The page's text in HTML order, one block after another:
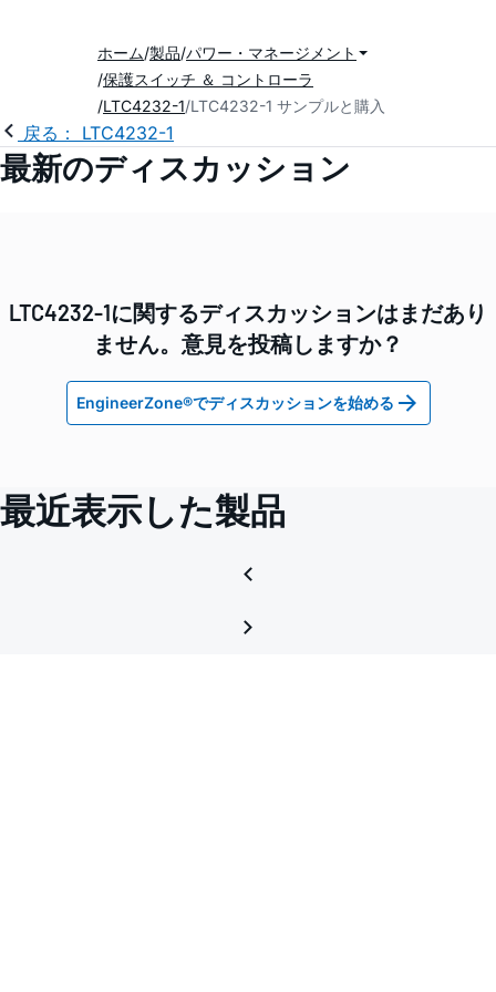
ホーム 製品 パワー・マネージメント
保護スイッチ ＆ コントローラ
LTC4232-1 LTC4232-1 サンプルと購入
戻る： LTC4232-1
最新のディスカッション
LTC4232-1に関するディスカッションはまだあり
ません。意見を投稿しますか？
EngineerZone®でディスカッションを始める
最近表示した製品